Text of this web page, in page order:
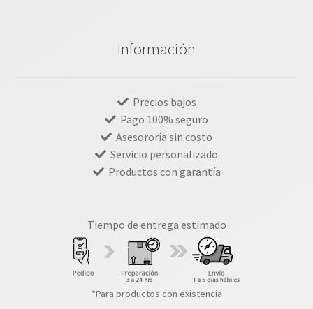
Información
Precios bajos
Pago 100% seguro
Asesororía sin costo
Servicio personalizado
Productos con garantía
Tiempo de entrega estimado
*Para productos con existencia